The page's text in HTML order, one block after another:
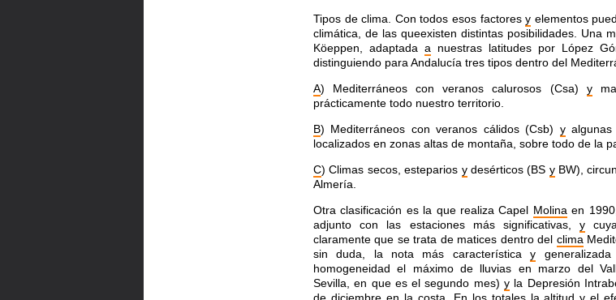
Tipos de clima.
Con todos esos factoresy elementos
climática, de las queexisten distintas posibilidades. Una
Köeppen, adaptada a nuestras latitudes por López
distinguiendo para Andalucía tres tipos dentro del
A) Mediterráneos con veranos calurosos (Csa) y
prácticamente todo nuestro territorio.
B) Mediterráneos con veranos cálidos (Csb) yalgunas
localizados en zonas altas de montaña, sobre todo de la
C) Climas secos, esteparios ydesérticos (BS yBW),
Almería.
Otra clasificación es la que realiza Capel Molina en
adjunto con las estaciones más significativas,y
claramente que se trata de matices dentro del clima
sin duda, la nota más característicay generalizada
homogeneidad el máximo de lluvias en marzo del
Sevilla, en que es el segundo mes) y la Depresión
de diciembre en la costa. En los totales la altitudy el